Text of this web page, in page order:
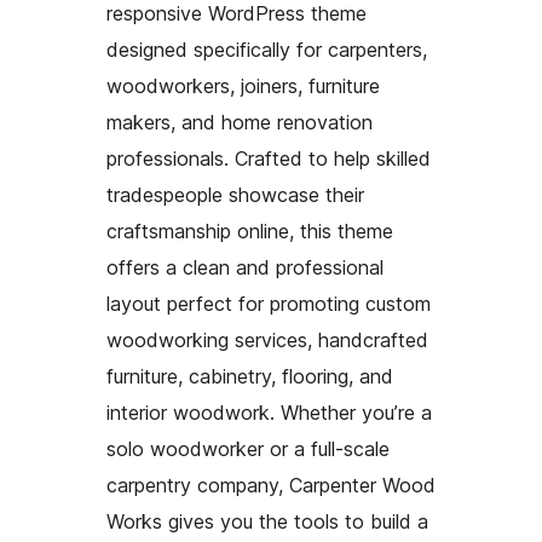
responsive WordPress theme
designed specifically for carpenters,
woodworkers, joiners, furniture
makers, and home renovation
professionals. Crafted to help skilled
tradespeople showcase their
craftsmanship online, this theme
offers a clean and professional
layout perfect for promoting custom
woodworking services, handcrafted
furniture, cabinetry, flooring, and
interior woodwork. Whether you’re a
solo woodworker or a full-scale
carpentry company, Carpenter Wood
Works gives you the tools to build a